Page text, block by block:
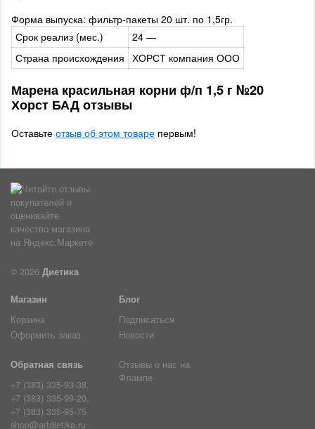
Форма выпуска: фильтр-пакеты 20 шт. по 1,5гр.
Срок реализ (мес.)
24 —
Страна происхождения ХОРСТ компания ООО
Марена красильная корни ф/п 1,5 г №20
Хорст БАД отзывы
Оставьте отзыв об этом товаре первым!
© 2026 Диетика
Магазин
Корзина
Оформить заказ
Блог
Подписаться
Новости
Обратная связь
+7 (383) 335-93-38,
+7 (383) 335-99-20,
+7 (383) 335-95-75
shop@artdietika.ru
Отзывы о нас на
Флампе